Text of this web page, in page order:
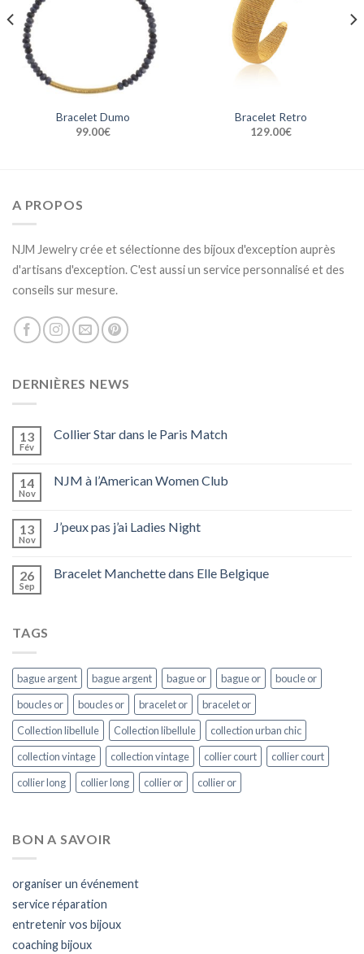
Bracelet Dumo
99.00€
Bracelet Retro
129.00€
A PROPOS
NJM Jewelry crée et sélectionne des bijoux d'exception auprès
d'artisans d'exception. C'est aussi un service personnalisé et des
conseils sur mesure.
DERNIÈRES NEWS
13
Fév
Collier Star dans le Paris Match
14
Nov
NJM à l’American Women Club
13
Nov
J’peux pas j’ai Ladies Night
26
Sep
Bracelet Manchette dans Elle Belgique
TAGS
bague argent bague argent bague or bague or
boucle or
boucles or
boucles or bracelet or
bracelet or
Collection libellule
Collection libellule
collection urban chic
collection vintage
collection vintage collier court
collier court
collier long
collier long collier or collier or
BON A SAVOIR
organiser un événement
service réparation
entretenir vos bijoux
coaching bijoux